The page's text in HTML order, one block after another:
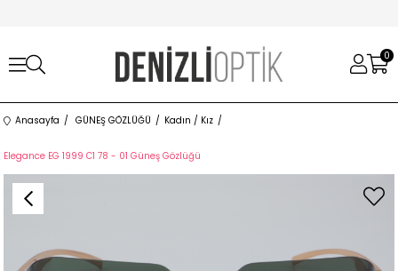
0
Anasayfa GÜNEŞ GÖZLÜĞÜ Kadın / Kız
Elegance EG 1999 C1 78 - 01 Güneş Gözlüğü